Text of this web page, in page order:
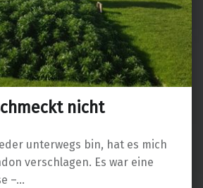
nicht
unterwegs bin, hat es mich
verschlagen. Es war eine
–…